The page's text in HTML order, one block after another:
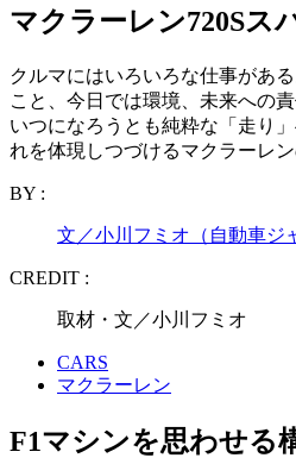
マクラーレン720Sス
クルマにはいろいろな仕事があ
こと、今日では環境、未来への
いつになろうとも純粋な「走り
れを体現しつづけるマクラーレ
BY :
文／小川フミオ（自動車ジ
CREDIT :
取材・文／小川フミオ
CARS
マクラーレン
F1マシンを思わせる